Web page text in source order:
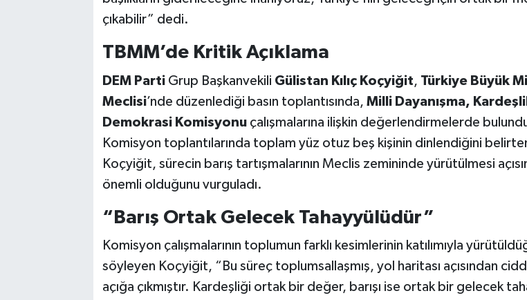
çıkabilir” dedi.
TBMM’de Kritik Açıklama
DEM PartiGrup Başkanvekili Gülistan Kılıç Koçyiğit, Türkiye Büyük
Meclisi’nde düzenlediği basın toplantısında, Milli Dayanışma,
Demokrasi Komisyonuçalışmalarına ilişkin değerlendirmelerde
Komisyon toplantılarında toplam yüz otuz beş kişinin dinlendiğini
Koçyiğit, sürecin barış tartışmalarının Meclis zemininde yürütülmesi
önemli olduğunu vurguladı.
“Barış Ortak Gelecek Tahayyülüdür”
Komisyon çalışmalarının toplumun farklı kesimlerinin katılımıyla
söyleyen Koçyiğit, “Bu süreç toplumsallaşmış, yol haritası açısından
açığa çıkmıştır. Kardeşliği ortak bir değer, barışı ise ortak bir gelecek